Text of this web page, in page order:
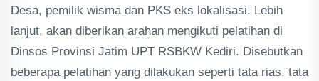
Desa, pemilik wisma dan PKS eks lokalisasi. Lebih
lanjut, akan diberikan arahan mengikuti pelatihan di
Dinsos Provinsi Jatim UPT RSBKW Kediri. Disebutkan
beberapa pelatihan yang dilakukan seperti tata rias, tata